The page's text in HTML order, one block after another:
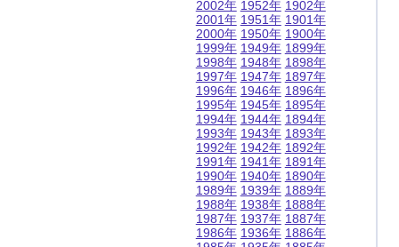
2002年
2001年
2000年
1999年
1998年
1997年
1996年
1995年
1994年
1993年
1992年
1991年
1990年
1989年
1988年
1987年
1986年
1952年
1951年
1950年
1949年
1948年
1947年
1946年
1945年
1944年
1943年
1942年
1941年
1940年
1939年
1938年
1937年
1936年
1902年
1901年
1900年
1899年
1898年
1897年
1896年
1895年
1894年
1893年
1892年
1891年
1890年
1889年
1888年
1887年
1886年